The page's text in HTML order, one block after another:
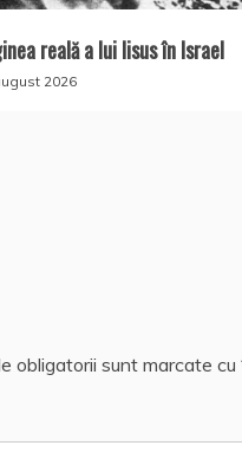
reală a lui Iisus în Israel
2026
obligatorii sunt marcate cu